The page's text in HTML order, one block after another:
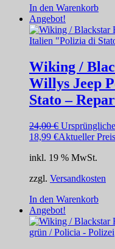
In den Warenkorb
Angebot!
Wiking /
Willys Jeep
Stato –
24,00€
18,99 €Aktueller
inkl. 19 % MwSt.
zzgl. Versandkosten
In den Warenkorb
Angebot!